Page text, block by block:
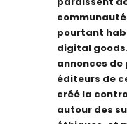
pourtant
digital
annonces de
éditeurs de
créé la
autour des